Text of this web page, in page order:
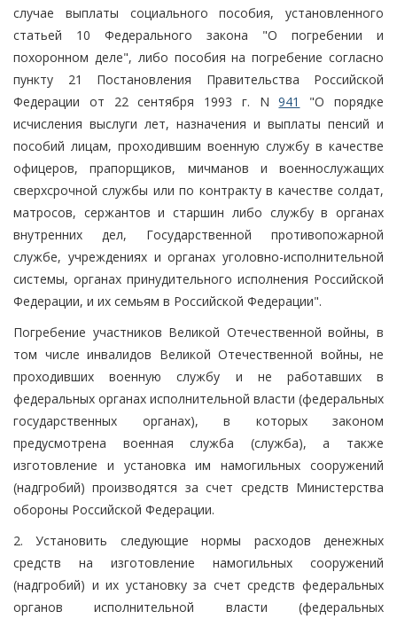
случае выплаты социального пособия, установленного
статьей 10 Федерального закона "О погребении и
похоронном деле", либо пособия на погребение согласно
пункту 21 Постановления Правительства Российской
Федерации от 22 сентября 1993 г. N941
"О порядке
исчисления выслуги лет, назначения и выплаты пенсий и
пособий лицам, проходившим военную службу в качестве
офицеров, прапорщиков, мичманов и военнослужащих
сверхсрочной службы или по контракту в качестве солдат,
матросов, сержантов и старшин либо службу в органах
внутренних дел, Государственной противопожарной
службе, учреждениях и органах уголовно-исполнительной
системы, органах принудительного исполнения Российской
Федерации, и их семьям в Российской Федерации".
Погребение участников Великой Отечественной войны, в
том числе инвалидов Великой Отечественной войны, не
проходивших военную службу и не работавших в
федеральных органах исполнительной власти (федеральных
государственных органах), в которых законом
предусмотрена военная служба (служба), а также
изготовление и установка им намогильных сооружений
(надгробий) производятся за счет средств Министерства
обороны Российской Федерации.
2. Установить следующие нормы расходов денежных
средств на изготовление намогильных сооружений
(надгробий) и их установку за счет средств федеральных
органов исполнительной власти (федеральных